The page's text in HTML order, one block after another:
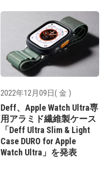
2022年12月09日( 金 )
Deff、Apple Watch Ultra専
用アラミド繊維製ケース
「Deff Ultra Slim & Light
Case DURO for Apple
Watch Ultra」を発表